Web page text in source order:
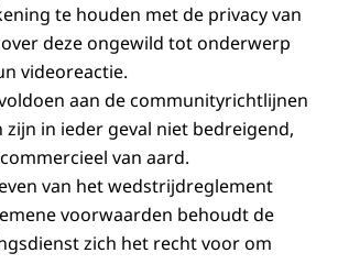
te houden met de privacy van
deze ongewild tot onderwerp
videoreactie.
aan de communityrichtlijnen
zijn in ieder geval niet bedreigend,
van aard.
van het wedstrijdreglement
voorwaarden behoudt de
zich het recht voor om